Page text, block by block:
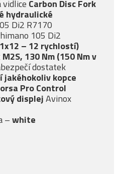
vidlice Carbon Disc Fork
hydraulické
Di2 R7170
105 Di2
– 12 rychlostí)
M2S, 130 Nm (150 Nm v
dostatek
jakéhokoliv kopce
Pro Control
displejAvinox
–white